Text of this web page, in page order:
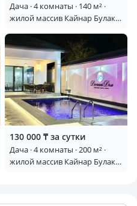
Дача · 4 комнаты · 140 м² ·
жилой массив Кайнар Булак,
130 000 ₸ за сутки
Дача · 4 комнаты · 200 м² ·
жилой массив Кайнар Булак,